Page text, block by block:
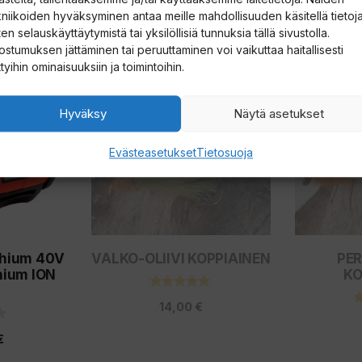
hyväksyminen antaa meille mahdollisuuden käsitellä
selauskäyttäytymistä tai yksilöllisiä tunnuksia tällä sivustolla.
jättäminen tai peruuttaminen voi vaikuttaa haitallisesti
ominaisuuksiin ja toimintoihin.
Hyväksy Näytä asetukset
EvästeasetuksetTietosuoja
40V
ION
VALKO-OLIIVI KOPPIAINEN
5:stä
14,00 €
Tällä
tuotteella
on
muunnelma.
Voit
valinnat
tuotteen
on
Voit
valinnat
tuotteen